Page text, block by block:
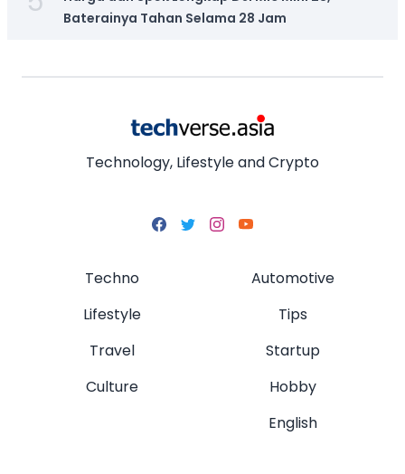
Baterainya Tahan Selama 28 Jam
Technology, Lifestyle and Crypto
Techno
Lifestyle
Travel
Culture
Automotive
Tips
Startup
Hobby
English